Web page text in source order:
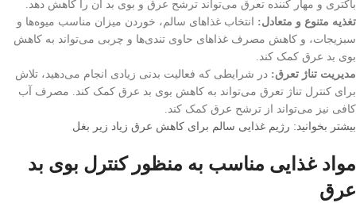
باکتری و مهار کننده تعرق می‌تواند ترشح عرق و بوی بد آن را کاهش دهد.
تغذیه متنوع و متعادل: انتخاب غذاهای سالم، خوردن میزان مناسب میوه‌ها و
سبزیجات، و کاهش مصرف غذاهای حاوی تندی‌ها و چربی می‌تواند به کاهش
بوی بد عرق کمک کند.
مدیریت تناژ تعرق: در شرایطی که فعالیت بدنی زیادی انجام می‌دهید، تلاش
برای کنترل تناژ تعرق می‌تواند به کاهش بوی بد عرق کمک کند. مصرف آب
کافی نیز می‌تواند از ترشح عرق کمک کند.
بیشتر بخوانید: رژیم غذایی سالم برای کاهش عرق زیاد زیر بغل
مواد غذایی مناسب به منظور کنترل بوی بد
عرق